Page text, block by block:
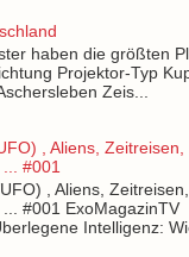
haben die größten
Projektor-Typ
Zeis...
, Aliens, Zeitreisen,
... #001
, Aliens, Zeitreisen,
#001 ExoMagazinTV
Intelligenz: